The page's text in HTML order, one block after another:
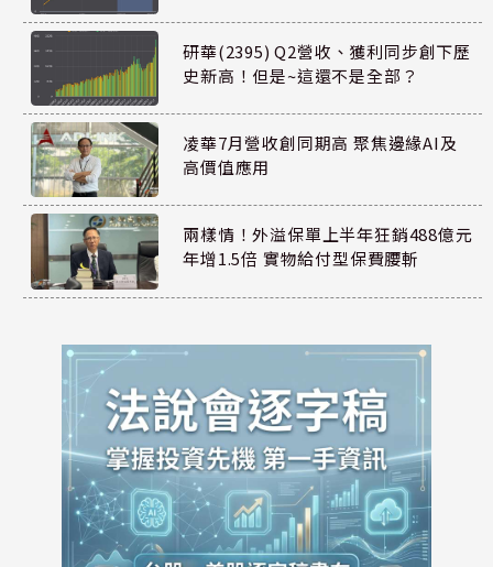
研華(2395) Q2營收、獲利同步創下歷
史新高！但是~這還不是全部？
凌華7月營收創同期高 聚焦邊緣AI及
高價值應用
兩樣情！外溢保單上半年狂銷488億元
年增1.5倍 實物給付型保費腰斬